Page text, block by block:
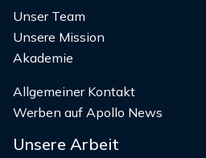
Unser Team
Unsere Mission
Akademie
Allgemeiner Kontakt
Werben auf Apollo News
Unsere Arbeit